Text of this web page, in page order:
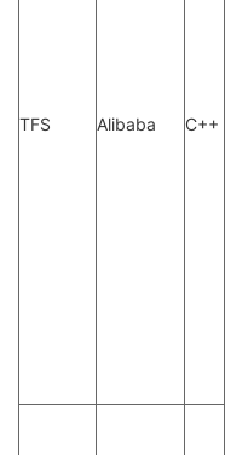
TFS Alibaba C++